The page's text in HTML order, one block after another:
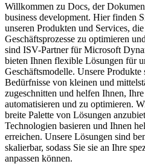
Willkommen zu Docs, der
business development. Hier finden
unseren Produkten und Services,
Geschäftsprozesse zu optimieren
sind ISV-Partner für Microsoft
bieten Ihnen flexible Lösungen für
Geschäftsmodelle. Unsere
Bedürfnisse von kleinen und
zugeschnitten und helfen Ihnen, Ihre
automatisieren und zu optimieren.
breite Palette von Lösungen
Technologien basieren und Ihnen
erreichen. Unsere Lösungen sind
skalierbar, sodass Sie sie an Ihre
anpassen können.